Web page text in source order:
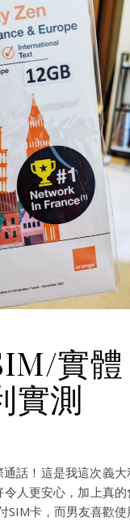
實體
實測
話！這是我這次義大
人更安心，加上真的
SIM卡，而男友喜歡使